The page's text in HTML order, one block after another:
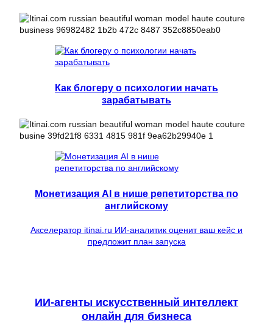
Как блогеру о психологии начать
зарабатывать
Монетизация AI в нише репетиторства по
английскому
Акселератор itinai.ru ИИ-аналитик оценит ваш кейс и
предложит план запуска
ИИ-агенты искусственный интеллект
онлайн для бизнеса